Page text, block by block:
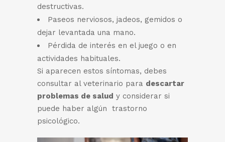
destructivas.
Paseos nerviosos, jadeos, gemidos o
dejar levantada una mano.
Pérdida de interés en el juego o en
actividades habituales.
Si aparecen estos síntomas, debes
consultar al veterinario para descartar
problemas de salud y considerar si
puede haber algún trastorno
psicológico.